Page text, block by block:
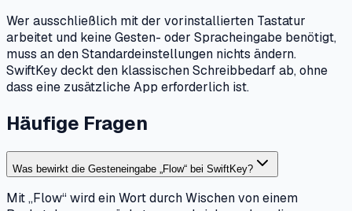
Wer ausschließlich mit der vorinstallierten Tastatur
arbeitet und keine Gesten- oder Spracheingabe benötigt,
muss an den Standardeinstellungen nichts ändern.
SwiftKey deckt den klassischen Schreibbedarf ab, ohne
dass eine zusätzliche App erforderlich ist.
Häufige Fragen
Was bewirkt die Gesteneingabe „Flow“ bei SwiftKey?
Mit „Flow“ wird ein Wort durch Wischen von einem